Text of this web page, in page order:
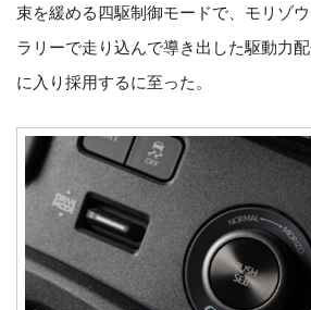
束を緩める四駆制御モードで、モリゾ
ラリーで走り込んで導き出した駆動力
に入り採用するに至った。